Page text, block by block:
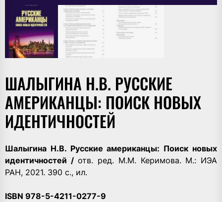
ШАЛЫГИНА Н.В. РУССКИЕ
АМЕРИКАНЦЫ: ПОИСК НОВЫХ
ИДЕНТИЧНОСТЕЙ
Шалыгина Н.В. Русские американцы: Поиск новых
идентичностей /отв. ред. М.М. Керимова. М.: ИЭА
РАН, 2021. 390 с., ил.
ISBN 978-5-4211-0277-9